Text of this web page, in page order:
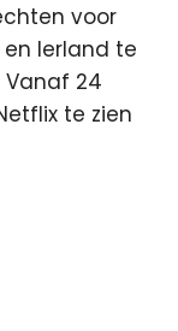
voor
Ierland te
24
te zien